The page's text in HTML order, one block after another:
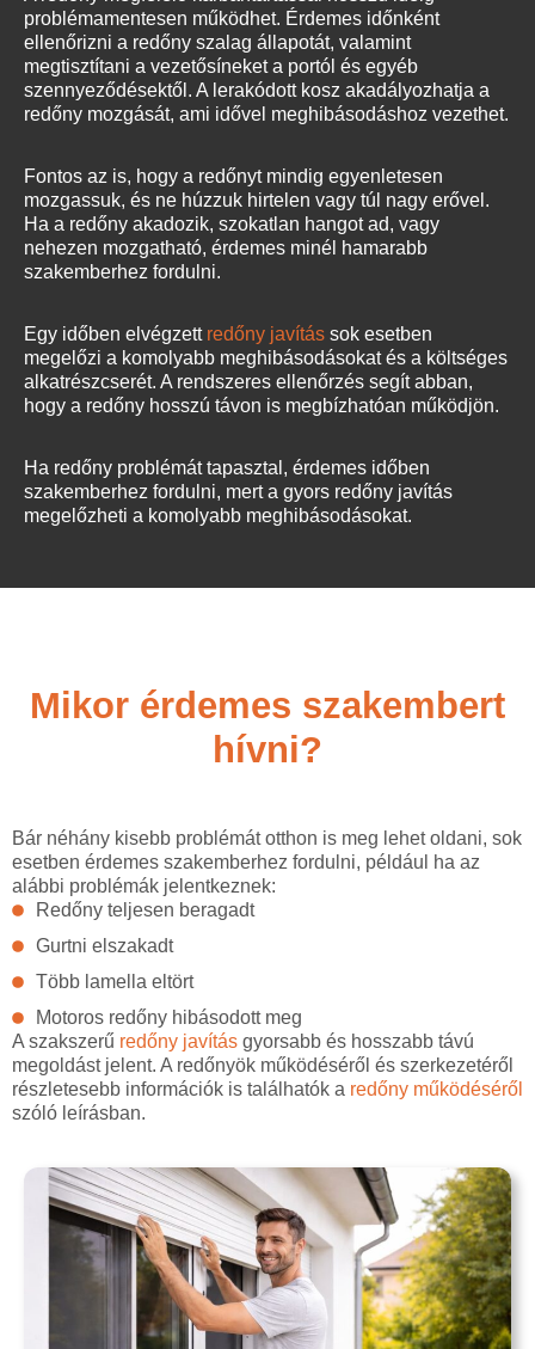
problémamentesen működhet. Érdemes időnként
ellenőrizni a redőny szalag állapotát, valamint
megtisztítani a vezetősíneket a portól és egyéb
szennyeződésektől. A lerakódott kosz akadályozhatja a
redőny mozgását, ami idővel meghibásodáshoz vezethet.
Fontos az is, hogy a redőnyt mindig egyenletesen
mozgassuk, és ne húzzuk hirtelen vagy túl nagy erővel.
Ha a redőny akadozik, szokatlan hangot ad, vagy
nehezen mozgatható, érdemes minél hamarabb
szakemberhez fordulni.
Egy időben elvégzett redőny javítás sok esetben
megelőzi a komolyabb meghibásodásokat és a költséges
alkatrészcserét. A rendszeres ellenőrzés segít abban,
hogy a redőny hosszú távon is megbízhatóan működjön.
Ha redőny problémát tapasztal, érdemes időben
szakemberhez fordulni, mert a gyors redőny javítás
megelőzheti a komolyabb meghibásodásokat.
Mikor érdemes szakembert
hívni?
Bár néhány kisebb problémát otthon is meg lehet oldani, sok
esetben érdemes szakemberhez fordulni, például ha az
alábbi problémák jelentkeznek:
Redőny teljesen beragadt
Gurtni elszakadt
Több lamella eltört
Motoros redőny hibásodott meg
A szakszerű redőny javítás gyorsabb és hosszabb távú
megoldást jelent. A redőnyök működéséről és szerkezetéről
részletesebb információk is találhatók a redőny működéséről
szóló leírásban.